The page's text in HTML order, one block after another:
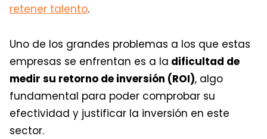
retener talento.
Uno de los grandes problemas a los que estas
empresas se enfrentan es a la dificultad de
medir su retorno de inversión (ROI), algo
fundamental para poder comprobar su
efectividad y justificar la inversión en este
sector.